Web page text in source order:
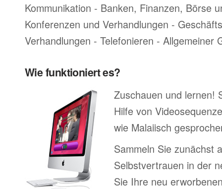
Kommunikation - Banken, Finanzen, Börse
Konferenzen und Verhandlungen -
Verhandlungen - Telefonieren - Allgemeiner
Wie funktioniert es?
Zuschauen und lernen!
Hilfe von
wie Malaiisch
Sammeln Sie zunächst
Selbstvertrauen in der
Sie Ihre neu